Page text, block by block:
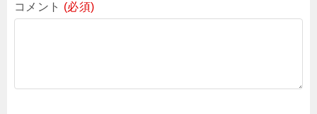
コメント (必須)